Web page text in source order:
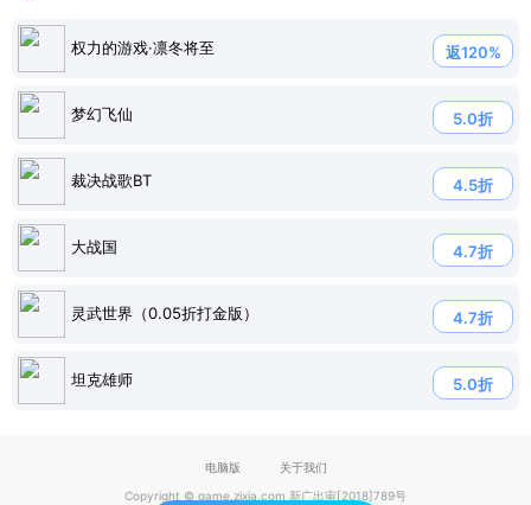
权力的游戏·凛冬将至 返120%
梦幻飞仙 5.0折
裁决战歌BT 4.5折
大战国 4.7折
灵武世界（0.05折打金版） 4.7折
坦克雄师 5.0折
电脑版
关于我们
Copyright © game.zixia.com 新广出审[2018]789号